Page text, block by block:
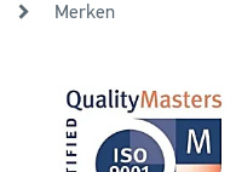
Merken